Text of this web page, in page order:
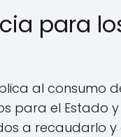
para
al consumo
para el Estado
a recaudarlo y